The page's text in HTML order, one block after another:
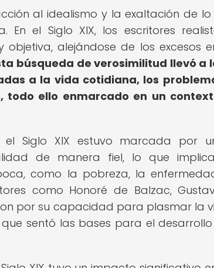
al idealismo y la exaltación de
el Siglo XIX, los escritores
alejándose de los excesos
búsqueda de verosimilitud llevó a
a la vida cotidiana, los
todo ello enmarcado en un
el Siglo XIX estuvo marcada por
de manera fiel, lo que
como la pobreza, la
como Honoré de Balzac,
por su capacidad para plasmar la
sentó las bases para el